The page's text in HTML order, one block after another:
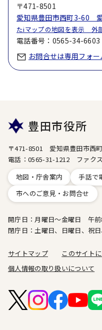
〒471-8501
愛知県豊田市西町3-60
たiマップの地図を表示 外
電話番号：0565-34-
お問合せは専用フォー
豊田市役所
〒471-8501 愛知県豊田市西
電話：0565-31-1212 ファク
地図・庁舎案内
手話で
市へのご意見・お問合せ
開庁日：月曜日～金曜日 午前
閉庁日：土曜日、日曜日、祝
サイトマップ
このサイト
個人情報の取り扱いについて